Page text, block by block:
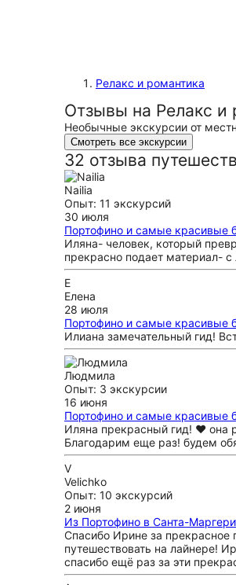
Релакс и романтика
Отзывы на Релакс и
Необычные экскурсии от
Смотреть все экскурсии
32 отзыва
Nailia
Опыт: 11 экскурсий
30 июля
Портофино и самые красивые
Иляна- человек, который
прекрасно подает материал-
Е
Елена
28 июля
Портофино и самые красивые
Илиана замечательный гид!
Людмила
Опыт: 3 экскурсии
16 июня
Портофино и самые красивые
Иляна прекрасный гид! ❤️ она
Благодарим еще раз! будем
V
Velichko
Опыт: 10 экскурсий
2 июня
Из Портофино в Санта-
Спасибо Ирине за прекрасное
путешествовать на лайнере!
спасибо ещё раз за эти